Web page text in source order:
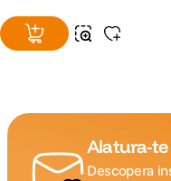
Alatura-
Descopera